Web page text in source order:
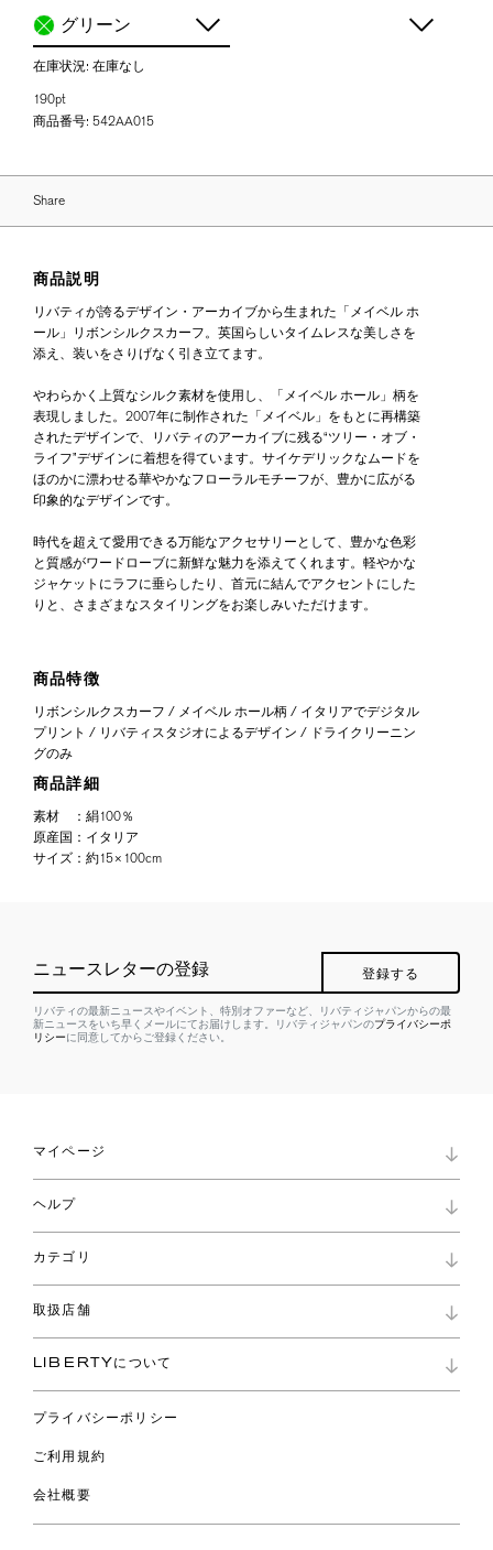
グリーン
在庫状況: 在庫なし
190pt
商品番号: 542AA015
Share
商品説明
リバティが誇るデザイン・アーカイブから生まれた「メイベル ホ
ール」リボンシルクスカーフ。英国らしいタイムレスな美しさを
添え、装いをさりげなく引き立てます。
やわらかく上質なシルク素材を使用し、「メイベル ホール」柄を
表現しました。2007年に制作された「メイベル」をもとに再構築
されたデザインで、リバティのアーカイブに残る“ツリー・オブ・
ライフ”デザインに着想を得ています。サイケデリックなムードを
ほのかに漂わせる華やかなフローラルモチーフが、豊かに広がる
印象的なデザインです。
時代を超えて愛用できる万能なアクセサリーとして、豊かな色彩
と質感がワードローブに新鮮な魅力を添えてくれます。軽やかな
ジャケットにラフに垂らしたり、首元に結んでアクセントにした
りと、さまざまなスタイリングをお楽しみいただけます。
商品特徴
リボンシルクスカーフ / メイベル ホール柄 / イタリアでデジタル
プリント / リバティスタジオによるデザイン / ドライクリーニン
グのみ
商品詳細
素材 ： 絹100％
原産国 ： イタリア
サイズ ： 約15×100cm
ニュースレターの登録 登録する
リバティの最新ニュースやイベント、特別オファーなど、リバティジャパンからの最
新ニュースをいち早くメールにてお届けします。リバティジャパンのプライバシーポ
リシーに同意してからご登録ください。
マイページ
ロイヤリティプログラム
パスワード再設定
ショッピングバッグ
ヘルプ
お問い合わせ
よくあるご質問
ご利用ガイド
カテゴリ
コレクション
ファブリックス
バッグ
ウェア
ライフスタイル
スペシャル
取扱店舗
リバティ・ファブリックス
LIBERTYについて
プライバシーポリシー
ご利用規約
会社概要